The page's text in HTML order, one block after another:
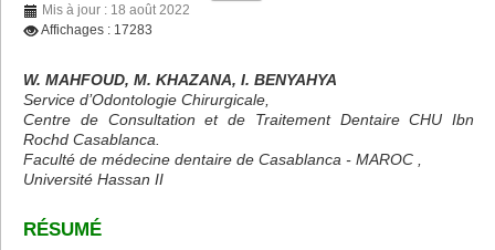
Mis à jour : 18 août 2022
Affichages : 17283
W. MAHFOUD, M. KHAZANA, I. BENYAHYA
Service d’Odontologie Chirurgicale,
Centre de Consultation et de Traitement Dentaire CHU Ibn
Rochd Casablanca.
Faculté de médecine dentaire de Casablanca - MAROC ,
Université Hassan II
RÉSUMÉ